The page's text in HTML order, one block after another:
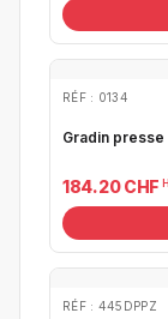
RÉF : 0134
Gradin presse
184.20 CHF
RÉF : 445DPPZ